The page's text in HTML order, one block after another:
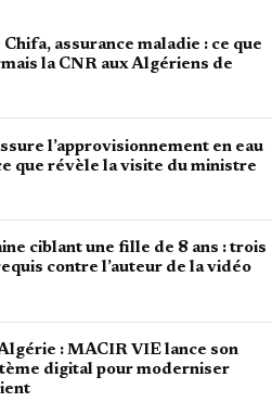
assurance maladie : ce que
la CNR aux Algériens de
l’approvisionnement en eau
que révèle la visite du ministre
ciblant une fille de 8 ans : trois
contre l’auteur de la vidéo
: MACIR VIE lance son
digital pour moderniser